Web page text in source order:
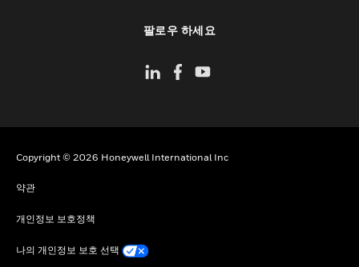
팔로우 하세요
Copyright © 2026 Honeywell International Inc
약관
개인정보 보호정책
나의 개인정보 보호 선택